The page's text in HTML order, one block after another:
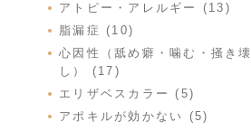
アトピー・アレルギー (13)
脂漏症 (10)
心因性（舐め癖・噛む・掻き壊
し） (17)
エリザベスカラー (5)
アポキルが効かない (5)